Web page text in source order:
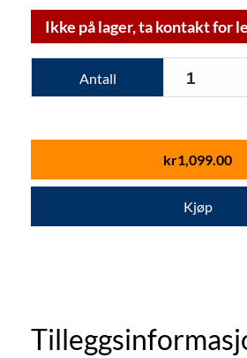
Ikke på lager, ta kontakt for
Antall
kr1,099.00
Kjøp